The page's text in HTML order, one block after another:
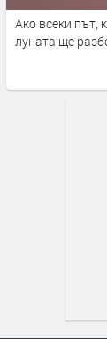
Ако всеки път,
луната ще